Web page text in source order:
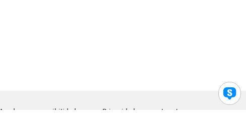
Ayuda para accesibilidad Privacidad Legal